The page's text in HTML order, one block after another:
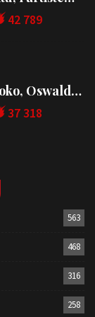
42 789
Oswald…
37 318
563
468
316
258